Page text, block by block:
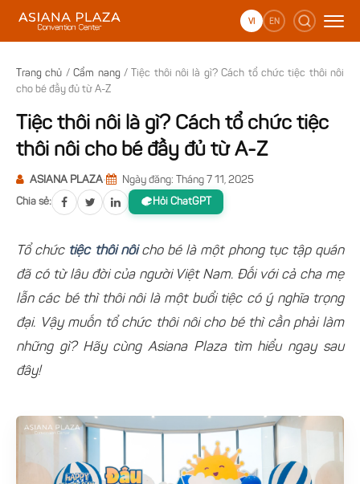
VI EN
Trang chủ /Cẩm nang /
Tiệc thôi nôi là gì? Cách tổ chức tiệc thôi nôi
cho bé đầy đủ từ A-Z
Tiệc thôi nôi là gì? Cách tổ chức tiệc
thôi nôi cho bé đầy đủ từ A-Z
ASIANA PLAZA• Ngày đăng: Tháng 7 11, 2025
Chia sẻ: Hỏi ChatGPT
Tổ chức tiệc thôi nôi cho bé là một phong tục tập quán
đã có từ lâu đời của người Việt Nam. Đối với cả cha mẹ
lẫn các bé thì thôi nôi là một buổi tiệc có ý nghĩa trọng
đại. Vậy muốn tổ chức thôi nôi cho bé thì cần phải làm
những gì? Hãy cùng Asiana Plaza tìm hiểu ngay sau
đây!